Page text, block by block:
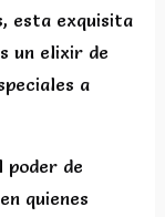
esta exquisita
un elixir de
a
poder de
quienes